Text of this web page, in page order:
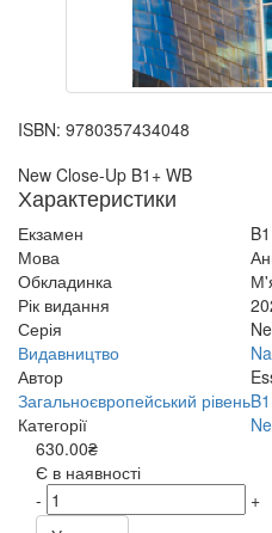
ISBN: 9780357434048
New Close-Up B1+ WB
Характеристики
Екзамен
Мова
Обкладинка
Рік видання
Серія
Видавництво
Автор
Загальноєвропейський рівень
Категорії
630.00₴
Є в наявності
-
+